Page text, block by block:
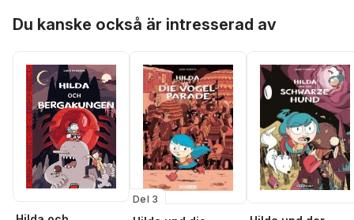
Du kanske också är intresserad av
Del 3